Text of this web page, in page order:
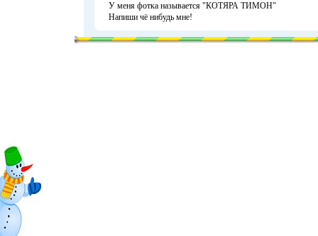
У меня фотка называется "КОТЯРА ТИМОН"
Напиши чё нибудь мне!